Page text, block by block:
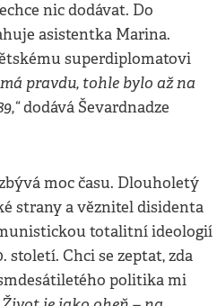
nic dodávat. Do
asistentka Marina.
superdiplomatovi
pravdu, tohle bylo až na
dodává Ševardnadze
moc času. Dlouholetý
strany a věznitel disidenta
totalitní ideologií
století. Chci se zeptat, zda
politika mi